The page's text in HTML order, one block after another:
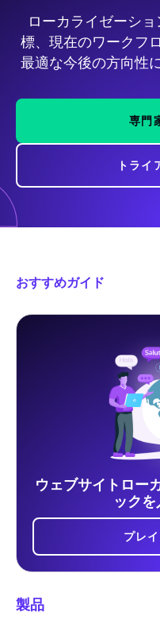
ローカライゼーシ
標、現在のワークフ
最適な今後の方向性
専門
トライ
おすすめガイド
ウェブサイトロー
ックを
プレ
製品